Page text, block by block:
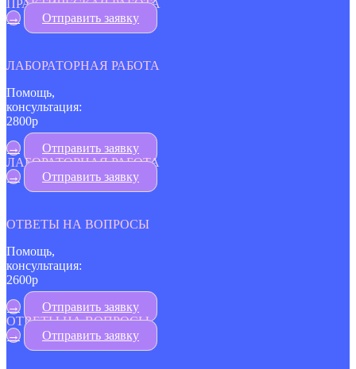
ПРАКТИЧЕСКАЯ РАБОТА
→
Отправить заявку
ЛАБОРАТОРНАЯ РАБОТА
Помощь,
консультация:
2800р
→
Отправить заявку
ЛАБОРАТОРНАЯ РАБОТА
→
Отправить заявку
ОТВЕТЫ НА ВОПРОСЫ
Помощь,
консультация:
2600р
→
Отправить заявку
ОТВЕТЫ НА ВОПРОСЫ
→
Отправить заявку